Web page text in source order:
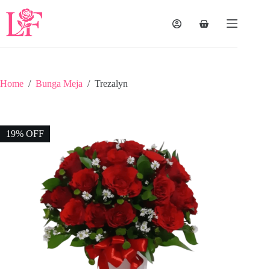
Home / Bunga Meja / Trezalyn
19% OFF